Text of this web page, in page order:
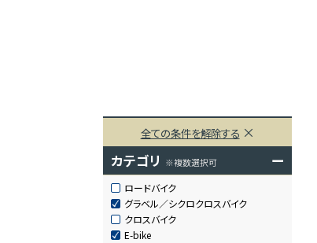
全ての条件を解除する
カテゴリ ※複数選択可 ー
ロードバイク
グラベル／シクロクロスバイク
クロスバイク
E-bike